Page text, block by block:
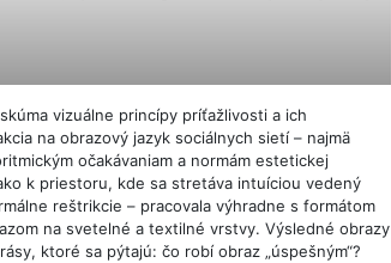
vizuálne princípy príťažlivosti a ich
na obrazový jazyk sociálnych sietí – najmä
očakávaniam a normám estetickej
k priestoru, kde sa stretáva intuíciou vedený
reštrikcie – pracovala výhradne s formátom
na svetelné a textilné vrstvy. Výsledné obrazy
ktoré sa pýtajú: čo robí obraz „úspešným“?